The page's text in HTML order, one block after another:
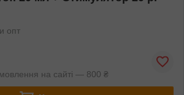
опт
на сайті — 800 ₴